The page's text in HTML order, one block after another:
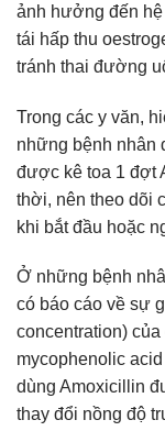
ảnh hưởng đến
tái hấp thu
tránh thai đường
Trong các y văn,
những bệnh nhân
được kê toa 1 đợt
thời, nên theo dõi
khi bắt đầu hoặc
Ở những bệnh
có báo cáo về sự
concentration)
mycophenolic
dùng Amoxicillin
thay đổi nồng độ